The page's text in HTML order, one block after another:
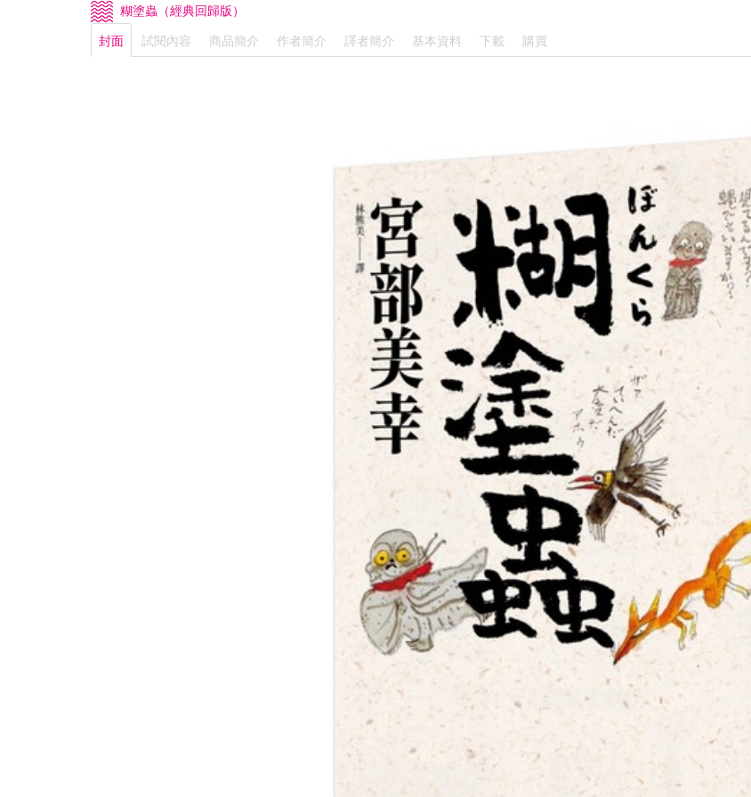
糊塗蟲（經典回歸版）
封面
試閱內容 商品簡介 作者簡介 譯者簡介 基本資料 下載 購買